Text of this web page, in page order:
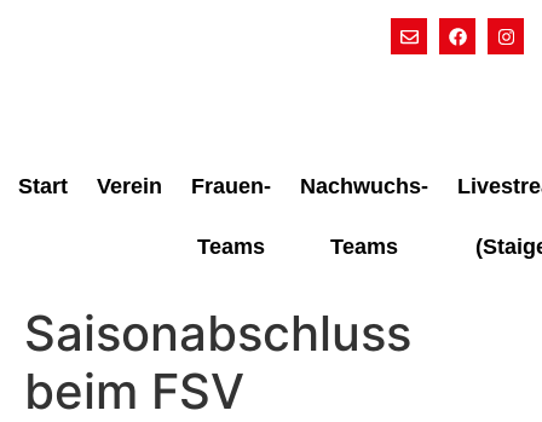
Start Verein Frauen-
Teams
Nachwuchs-
Teams
Saisonabschluss
beim FSV